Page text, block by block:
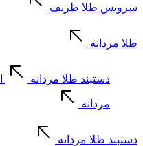
سرویس طلا ظریف
طلا مردانه
دستبند طلا مردانه
مردانه
دستبند طلا مردانه